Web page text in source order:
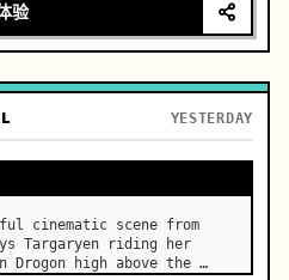
验
YESTERDAY
cinematic scene from
Targaryen riding her
Drogon high above the